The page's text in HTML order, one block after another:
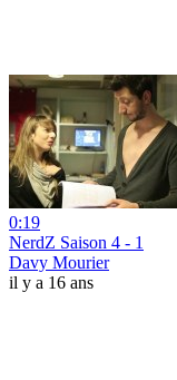
0:19
NerdZ Saison 4 - 1
Davy Mourier
il y a 16 ans